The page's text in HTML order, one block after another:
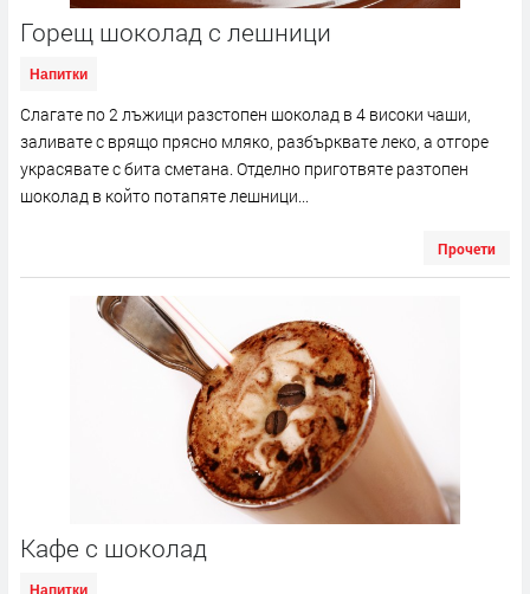
Горещ шоколад с лешници
Напитки
Слагате по 2 лъжици разстопен шоколад в 4 високи чаши,
заливате с врящо прясно мляко, разбърквате леко, а отгоре
украсявате с бита сметана. Отделно приготвяте разтопен
шоколад в който потапяте лешници...
Прочети
Кафе с шоколад
Напитки